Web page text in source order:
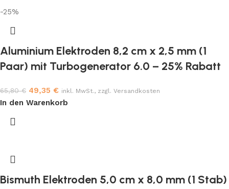
-25%
Aluminium Elektroden 8,2 cm x 2,5 mm (1
Paar) mit Turbogenerator 6.0 – 25% Rabatt
65,80€ 49,35 € inkl. MwSt., zzgl. Versandkosten
In den Warenkorb
Bismuth Elektroden 5,0 cm x 8,0 mm (1 Stab)